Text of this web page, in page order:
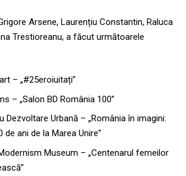
Arsene, Laurențiu Constantin, Raluca
Trestioreanu, a făcut următoarele
– „#25eroiuitați”
– „Salon BD România 100”
Dezvoltare Urbană – „România în imagini:
de ani de la Marea Unire”
Museum – „Centenarul femeilor